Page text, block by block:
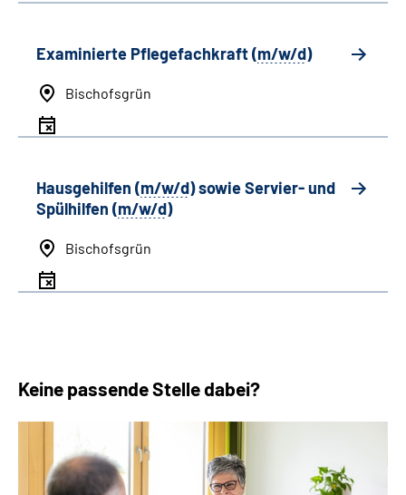
Examinierte Pflegefachkraft (m/w/d)
Bischofsgrün
Hausgehilfen (m/w/d) sowie Servier- und
Spülhilfen (m/w/d)
Bischofsgrün
Keine passende Stelle dabei?